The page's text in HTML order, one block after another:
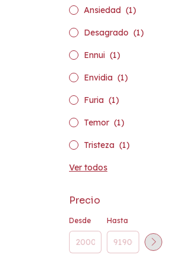
Ansiedad (1)
Desagrado (1)
Ennui (1)
Envidia (1)
Furia (1)
Temor (1)
Tristeza (1)
Ver todos
Precio
Desde Hasta